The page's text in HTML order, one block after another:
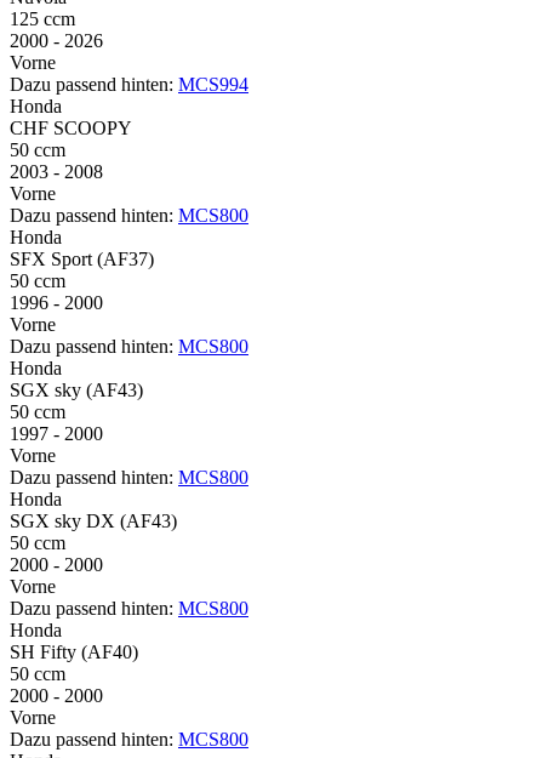
125 ccm
2000 - 2026
Vorne
Dazu passend hinten: MCS994
Honda
CHF SCOOPY
50 ccm
2003 - 2008
Vorne
Dazu passend hinten: MCS800
Honda
SFX Sport (AF37)
50 ccm
1996 - 2000
Vorne
Dazu passend hinten: MCS800
Honda
SGX sky (AF43)
50 ccm
1997 - 2000
Vorne
Dazu passend hinten: MCS800
Honda
SGX sky DX (AF43)
50 ccm
2000 - 2000
Vorne
Dazu passend hinten: MCS800
Honda
SH Fifty (AF40)
50 ccm
2000 - 2000
Vorne
Dazu passend hinten: MCS800